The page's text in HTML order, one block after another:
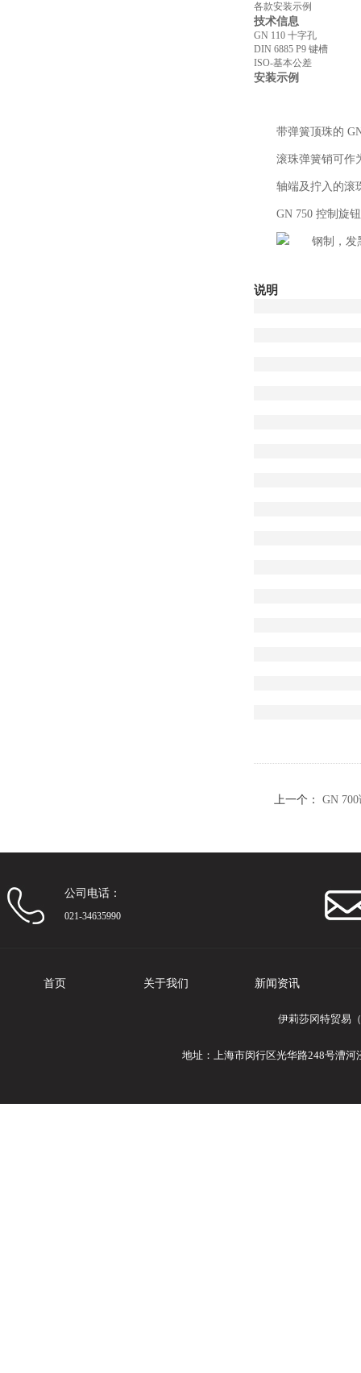
各款安装示例
技术信息
GN 110 十字孔
DIN 6885 P9 键槽
ISO-基本公差
安装示例
带弹簧顶珠的
滚珠弹簧销可作
轴端及拧入的滚
GN 750 控制旋
说明
上一个： GN
公司电话：
021-34635990
首页 关于我们 新闻资讯
伊莉莎冈特贸易
地址：上海市闵行区光华路248号漕